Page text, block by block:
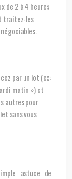
de 2 à 4 heures
traitez-les
par un lot (ex:
matin ») et
autres pour
sans vous
astuce de